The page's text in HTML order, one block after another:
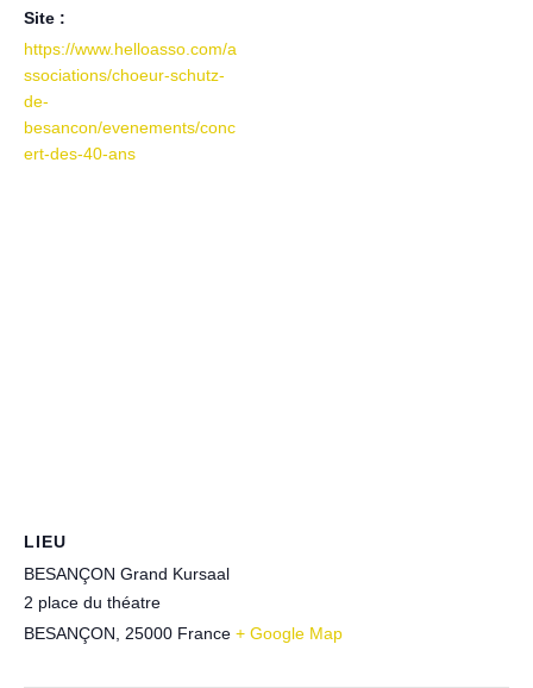
Site :
https://www.helloasso.com/a
ssociations/choeur-schutz-
de-
besancon/evenements/conc
ert-des-40-ans
LIEU
BESANÇON Grand Kursaal
2 place du théatre
BESANÇON
25000 France + Google Map